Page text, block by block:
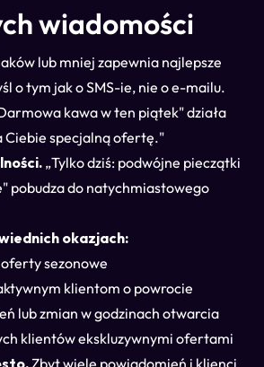
wiadomości
lub mniej zapewnia najlepsze
o tym jak o SMS-ie, nie o e-mailu.
kawa w ten piątek" działa
Ciebie specjalną ofertę."
„Tylko dziś: podwójne pieczątki
pobudza do natychmiastowego
okazjach:
sezonowe
klientom o powrocie
lub zmian w godzinach otwarcia
klientów ekskluzywnymi ofertami
Zbyt wiele powiadomień i klienci